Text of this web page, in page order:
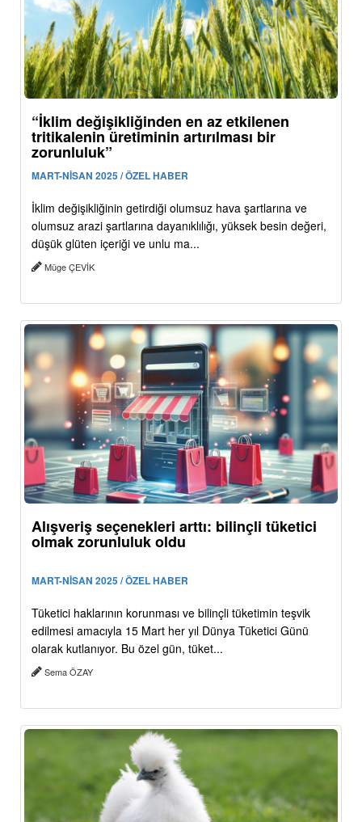
“İklim değişikliğinden en az etkilenen
tritikalenin üretiminin artırılması bir
zorunluluk”
MART-NİSAN 2025 / ÖZEL HABER
İklim değişikliğinin getirdiği olumsuz hava şartlarına ve
olumsuz arazi şartlarına dayanıklılığı, yüksek besin değeri,
düşük glüten içeriği ve unlu ma...
Müge ÇEVİK
Alışveriş seçenekleri arttı: bilinçli tüketici
olmak zorunluluk oldu
MART-NİSAN 2025 / ÖZEL HABER
Tüketici haklarının korunması ve bilinçli tüketimin teşvik
edilmesi amacıyla 15 Mart her yıl Dünya Tüketici Günü
olarak kutlanıyor. Bu özel gün, tüket...
Sema ÖZAY